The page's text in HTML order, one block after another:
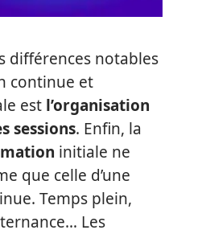
différences notables
continue et
est l’organisation
sessions. Enfin, la
initiale ne
que celle d’une
Temps plein,
Les